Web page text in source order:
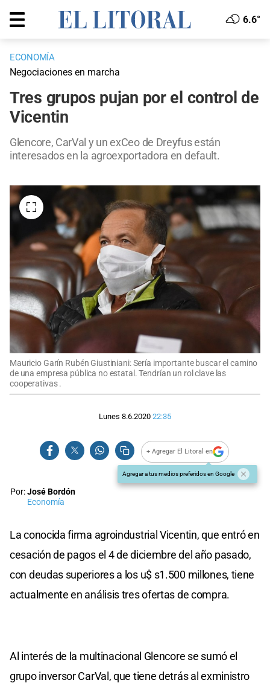
6.6°
ECONOMÍA
Negociaciones en marcha
Tres grupos pujan por el control de
Vicentin
Glencore, CarVal y un exCeo de Dreyfus están
interesados en la agroexportadora en default.
Mauricio Garín Rubén Giustiniani: Sería importante buscar el camino
de una empresa pública no estatal. Tendrían un rol clave las
cooperativas .
Lunes 8.6.2020 22:35
+ Agregar El Litoral en
Agregar a tus medios preferidos en Google
Por:José Bordón
Economía
La conocida firma agroindustrial Vicentin, que entró en
cesación de pagos el 4 de diciembre del año pasado,
con deudas superiores a los u$ s1.500 millones, tiene
actualmente en análisis tres ofertas de compra.
Al interés de la multinacional Glencore se sumó el
grupo inversor CarVal, que tiene detrás al exministro